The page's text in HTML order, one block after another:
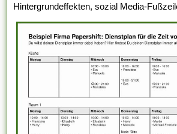
Hintergrundeffekten, sozial Media-